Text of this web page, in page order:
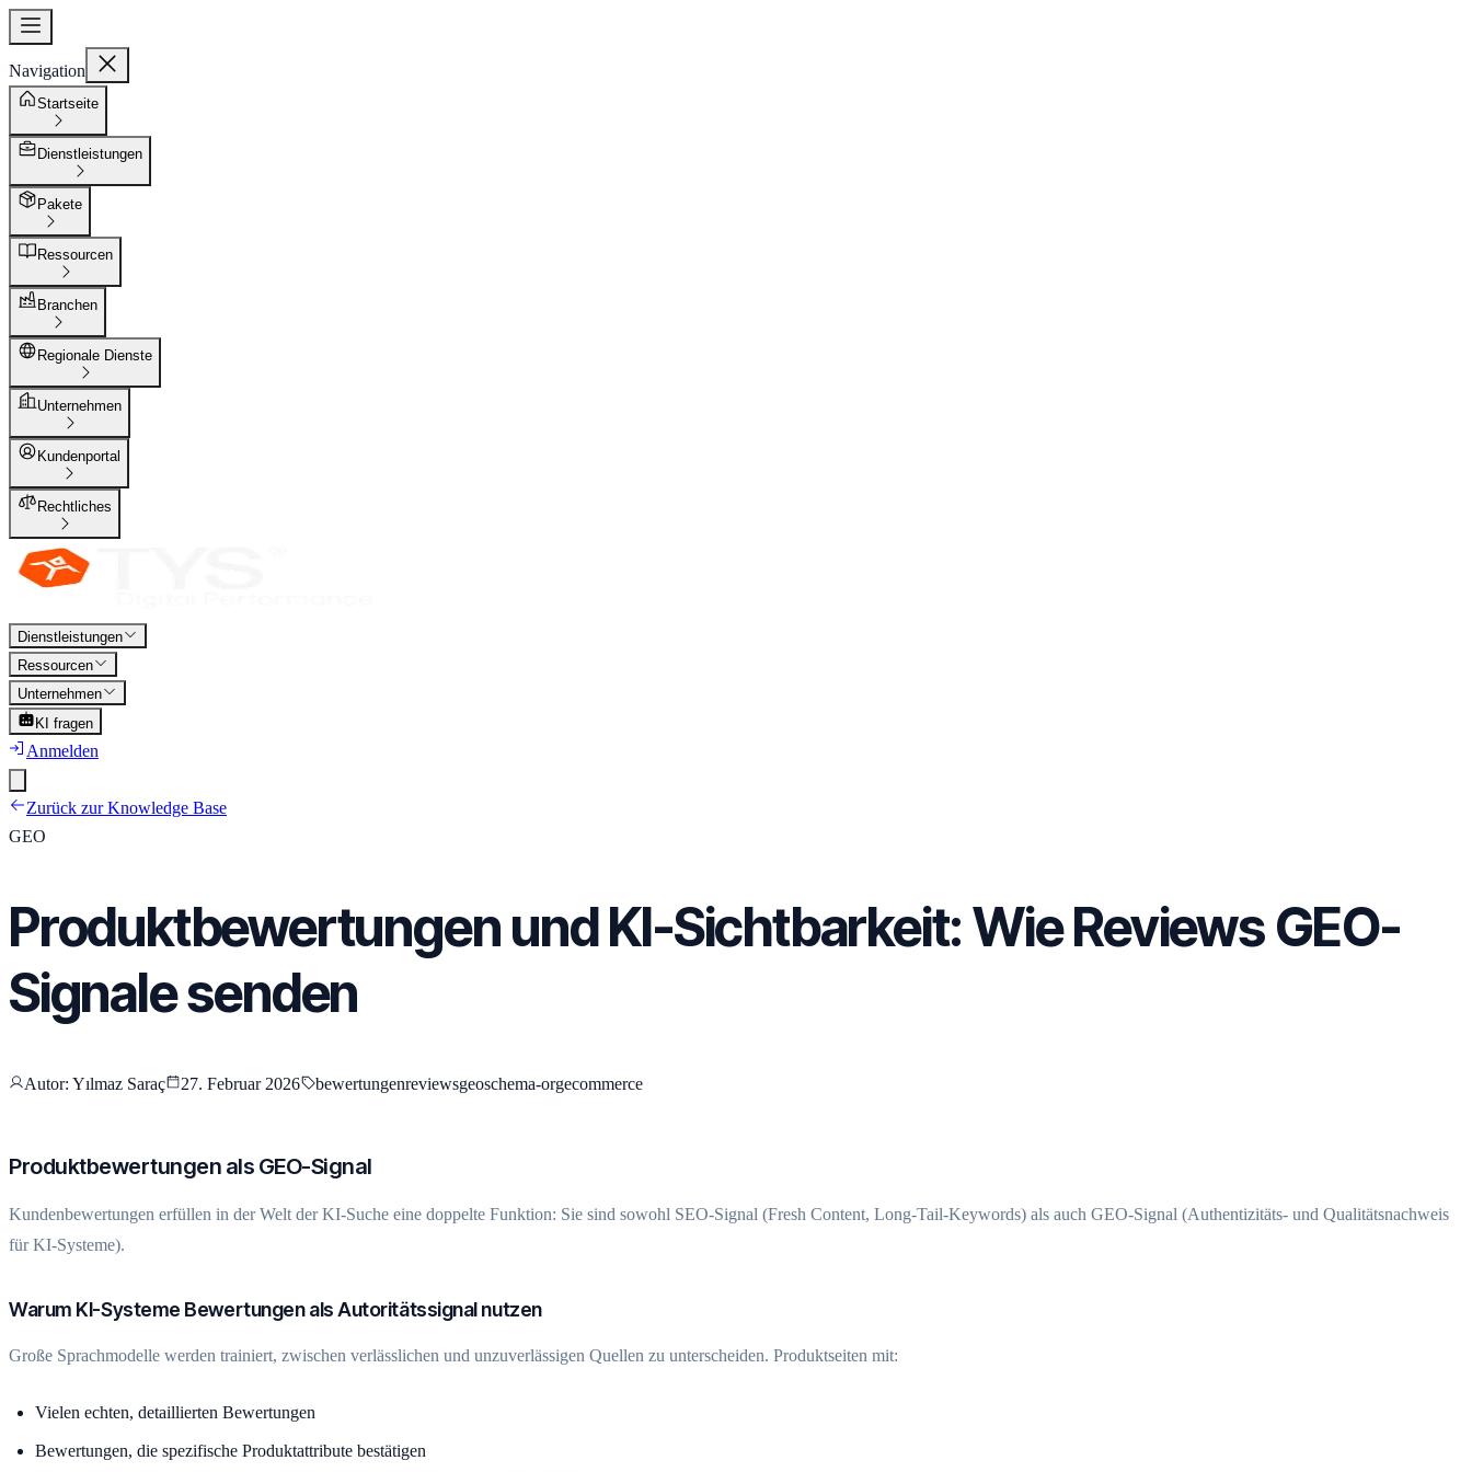
Navigation
Startseite
Dienstleistungen
Pakete
Ressourcen
Branchen
Regionale Dienste
Unternehmen
Kundenportal
Rechtliches
Dienstleistungen
Ressourcen
Unternehmen
KI fragen
Anmelden
Zurück zur Knowledge Base
GEO
Produktbewertungen und KI-Sichtbarkeit: Wie Reviews GEO-
Signale senden
Autor: Yılmaz Saraç 27. Februar 2026 bewertungenreviewsgeoschema-orgecommerce
Produktbewertungen als GEO-Signal
Kundenbewertungen erfüllen in der Welt der KI-Suche eine doppelte Funktion: Sie sind sowohl SEO-Signal (Fresh Content, Long-Tail-Keywords) als auch GEO-Signal (Authentizitäts- und Qualitätsnachweis
für KI-Systeme).
Warum KI-Systeme Bewertungen als Autoritätssignal nutzen
Große Sprachmodelle werden trainiert, zwischen verlässlichen und unzuverlässigen Quellen zu unterscheiden. Produktseiten mit:
Vielen echten, detaillierten Bewertungen
Bewertungen, die spezifische Produktattribute bestätigen